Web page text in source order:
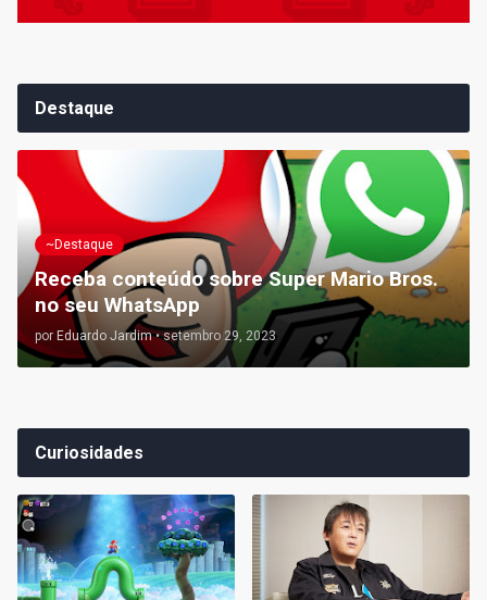
Destaque
~Destaque
Receba conteúdo sobre Super Mario Bros.
no seu WhatsApp
por Eduardo Jardim • setembro 29, 2023
Curiosidades